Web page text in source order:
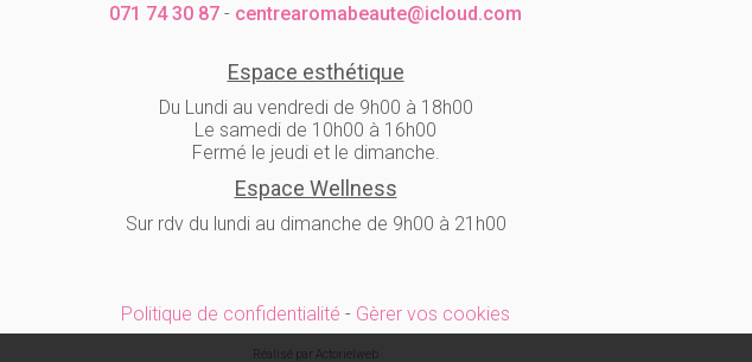
071 74 30 87 - centrearomabeaute@icloud.com
Espace esthétique
Du Lundi au vendredi de 9h00 à 18h00
Le samedi de 10h00 à 16h00
Fermé le jeudi et le dimanche.
Espace Wellness
Sur rdv du lundi au dimanche de 9h00 à 21h00
Politique de confidentialité - Gèrer vos cookies
Réalisé par Actorielweb